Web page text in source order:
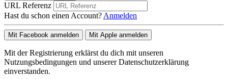
URL Referenz
Hast du schon einen Account? Anmelden
Mit Facebook anmelden Mit Apple anmelden
Mit der Registrierung erklärst du dich mit unseren
Nutzungsbedingungen und unserer Datenschutzerklärung
einverstanden.